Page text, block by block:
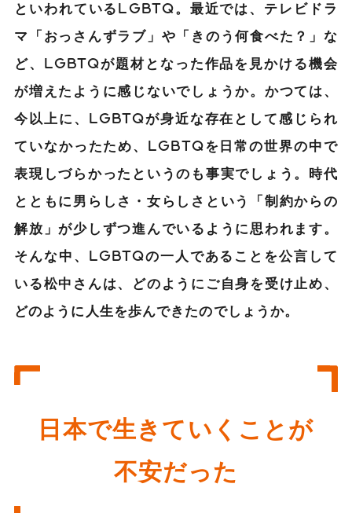
といわれているLGBTQ。最近では、テレビドラ
マ「おっさんずラブ」や「きのう何食べた？」な
ど、LGBTQが題材となった作品を見かける機会
が増えたように感じないでしょうか。かつては、
今以上に、LGBTQが身近な存在として感じられ
ていなかったため、LGBTQを日常の世界の中で
表現しづらかったというのも事実でしょう。時代
とともに男らしさ・女らしさという「制約からの
解放」が少しずつ進んでいるように思われます。
そんな中、LGBTQの一人であることを公言して
いる松中さんは、どのようにご自身を受け止め、
どのように人生を歩んできたのでしょうか。
日本で生きていくことが
不安だった